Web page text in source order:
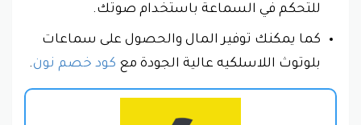
للتحكم في السماعة باستخدام صوتك.
كما يمكنك توفير المال والحصول على سماعات
بلوتوث اللاسلكيه عالية الجودة مع كود خصم نون.